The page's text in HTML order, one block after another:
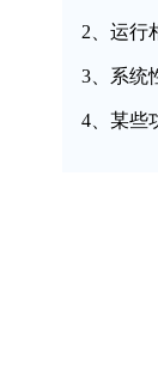
2、运行
3、系统
4、某些